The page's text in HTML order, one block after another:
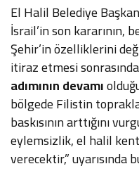
El Halil Belediye
İsrail’in son kararının,
Şehir’in özelliklerini
itiraz etmesi
adımının devamı
bölgede Filistin
baskısının arttığını
eylemsizlik, el halil
verecektir,” uyarısında